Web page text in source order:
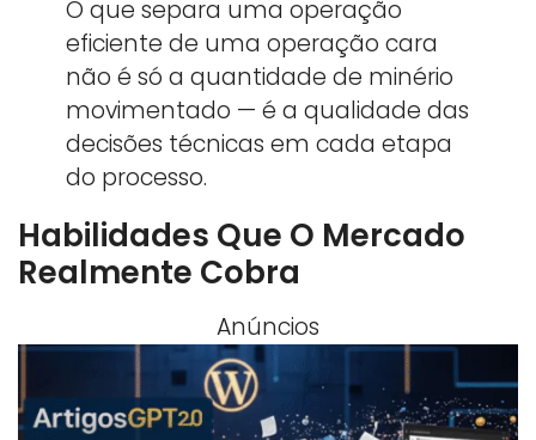
O que separa uma operação
eficiente de uma operação cara
não é só a quantidade de minério
movimentado — é a qualidade das
decisões técnicas em cada etapa
do processo.
Habilidades Que O Mercado
Realmente Cobra
Anúncios